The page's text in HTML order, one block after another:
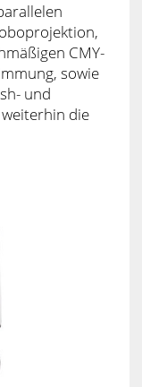
CMY-
sowie
und
die